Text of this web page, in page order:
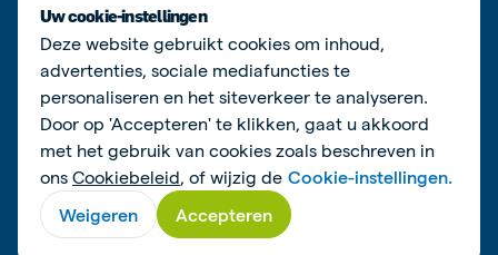
Privacy disclaimerCookiebeleid
Algemene voorwaarden
© De Heus Voeders
Uw cookie-instellingen
Deze website gebruikt cookies om inhoud,
advertenties, sociale mediafuncties te
personaliseren en het siteverkeer te analyseren.
Door op 'Accepteren' te klikken, gaat u akkoord
met het gebruik van cookies zoals beschreven in
ons Cookiebeleid, of wijzig de Cookie-instellingen.
Weigeren
Accepteren